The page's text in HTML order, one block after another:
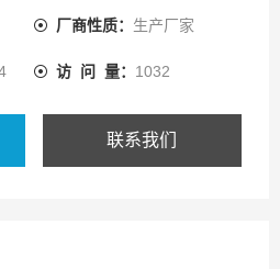
厂商性质： 生产厂家
访 问 量： 1032
联系我们